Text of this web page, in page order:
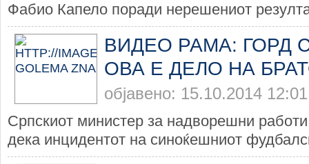
Фабио Капело поради нерешениот
ВИДЕО РАМА: ГОРД
ОВА Е ДЕЛО НА
објавено: 15.10.2014 12:01
Српскиот министер за надворешни
дека инцидентот на синоќешниот